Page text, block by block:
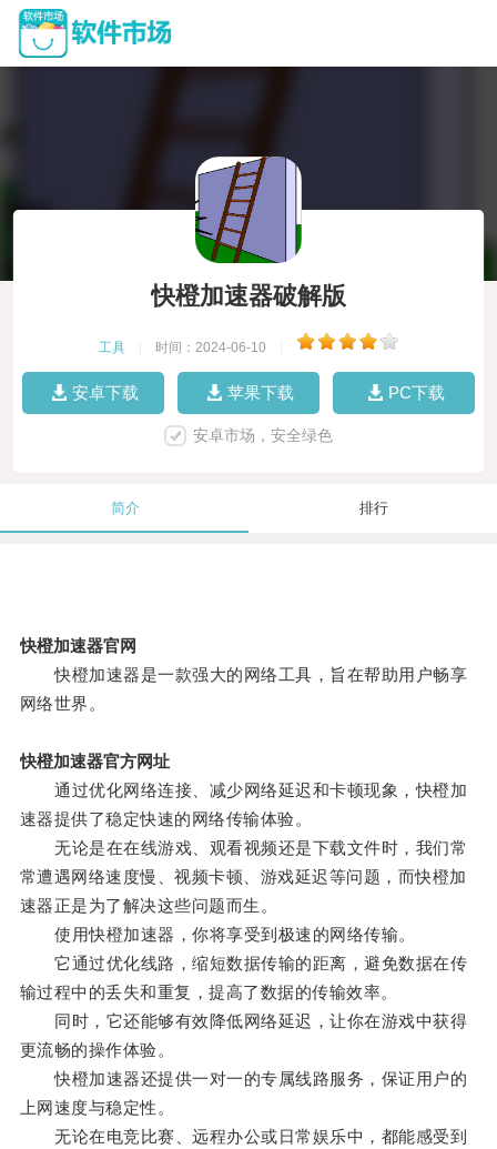
快橙加速器破解版
工具 时间：2024-06-10
安卓下载 苹果下载 PC下载
安卓市场，安全绿色
简介 排行
快橙加速器官网
快橙加速器是一款强大的网络工具，旨在帮助用户畅享
网络世界。
快橙加速器官方网址
通过优化网络连接、减少网络延迟和卡顿现象，快橙加
速器提供了稳定快速的网络传输体验。
无论是在在线游戏、观看视频还是下载文件时，我们常
常遭遇网络速度慢、视频卡顿、游戏延迟等问题，而快橙加
速器正是为了解决这些问题而生。
使用快橙加速器，你将享受到极速的网络传输。
它通过优化线路，缩短数据传输的距离，避免数据在传
输过程中的丢失和重复，提高了数据的传输效率。
同时，它还能够有效降低网络延迟，让你在游戏中获得
更流畅的操作体验。
快橙加速器还提供一对一的专属线路服务，保证用户的
上网速度与稳定性。
无论在电竞比赛、远程办公或日常娱乐中，都能感受到